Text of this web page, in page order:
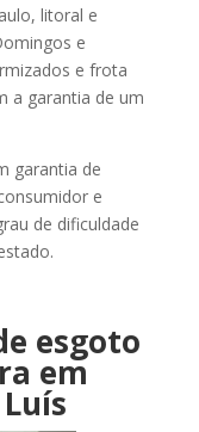
litoral e
e
e frota
a garantia de um
garantia de
e
de dificuldade
esgoto
em